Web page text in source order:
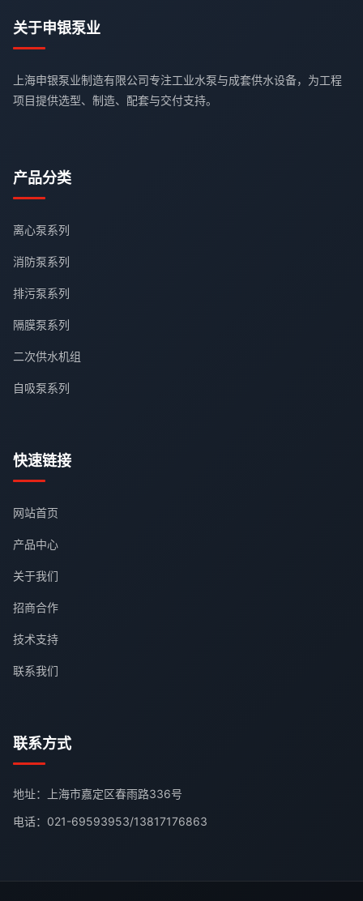
关于申银泵业
上海申银泵业制造有限公司专注工业水泵与成套供水设备，为工程
项目提供选型、制造、配套与交付支持。
产品分类
离心泵系列
消防泵系列
排污泵系列
隔膜泵系列
二次供水机组
自吸泵系列
快速链接
网站首页
产品中心
关于我们
招商合作
技术支持
联系我们
联系方式
地址：上海市嘉定区春雨路336号
电话： 021-69593953/13817176863